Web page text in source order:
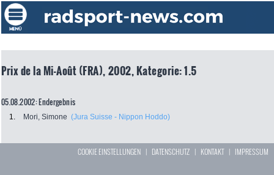
Prix de la Mi-Août (FRA), 2002, Kategorie: 1.5
05.08.2002: Endergebnis
1. Mori, Simone (Jura Suisse - Nippon Hoddo)
COOKIE EINSTELLUNGEN | DATENSCHUTZ | KONTAKT| IMPRESSUM